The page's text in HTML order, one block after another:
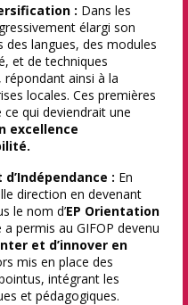
: Dans les
élargi son
langues, des modules
et de techniques
ainsi à la
locales. Ces premières
qui deviendrait une
excellence
: En
direction en devenant
le nom d’EP Orientation
permis au GIFOP devenu
et d’innover en
mis en place des
intégrant les
et pédagogiques.